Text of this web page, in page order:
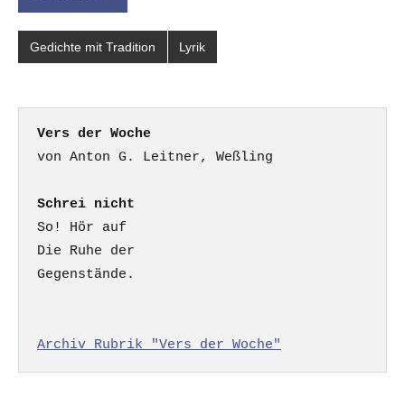
Gedichte mit Tradition Lyrik
Vers der Woche
Schrei nicht
So! Hör auf
Die Ruhe der
Gegenstände.
Archiv Rubrik "Vers der Woche"